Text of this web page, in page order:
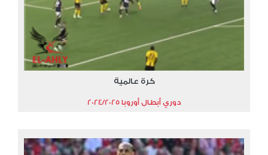
كرة عالمية
دوري أبطال أوروبا 2024/2025